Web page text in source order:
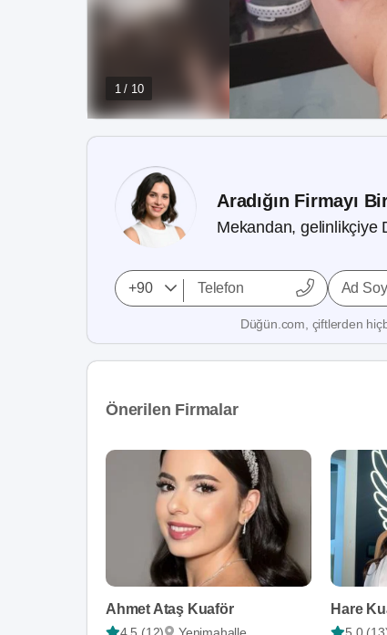
1 / 10
Aradığın Firmayı
Mekandan, gelinlikçiye
Ad
Düğün.com, çiftlerden
Önerilen Firmalar
Ahmet Ataş Kuaför Hare